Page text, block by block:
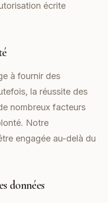
écrite
à fournir des
la réussite des
nombreux facteurs
Notre
engagée au-delà du
données